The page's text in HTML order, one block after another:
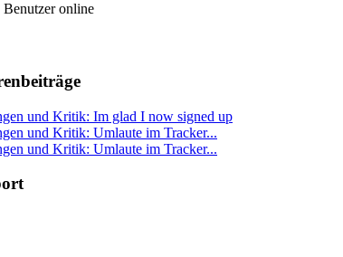
online
und Kritik: Im glad I now signed up
und Kritik: Umlaute im Tracker...
und Kritik: Umlaute im Tracker...